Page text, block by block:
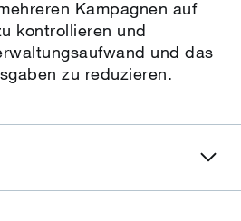
Kampagnen auf
kontrollieren und
und das
zu reduzieren.